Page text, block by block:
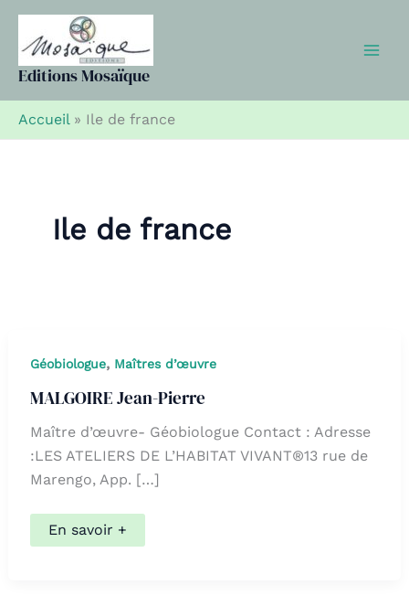
Aller
contenu
Editions Mosaïque
Accueil» Ile de france
Ile de france
Géobiologue, Maîtres d’œuvre
MALGOIRE Jean-Pierre
Maître d’œuvre- Géobiologue Contact : Adresse
:LES ATELIERS DE L’HABITAT VIVANT®13 rue de
Marengo, App. […]
MALGOIRE
Jean-
En savoir +